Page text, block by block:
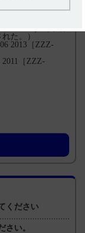
意等）に関する
た。）
2013［ZZZ-
2011［ZZZ-
ください
さい。